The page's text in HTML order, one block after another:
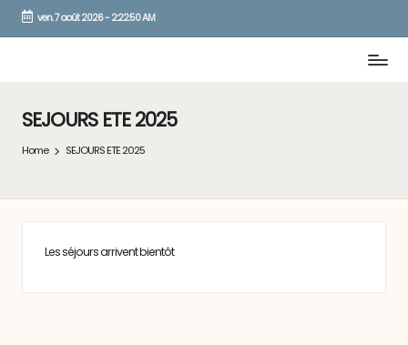
Skip
ven. 7 août 2026- 2:22:50 AM
SEJOURS ETE 2025
Home SEJOURS ETE 2025
Les séjours arrivent bientôt